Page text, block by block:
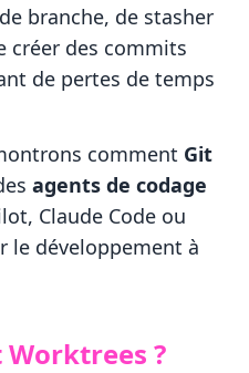
branche, de stasher
créer des commits
de pertes de temps
comment Git
agents de codage
Claude Code ou
le développement à
Worktrees ?